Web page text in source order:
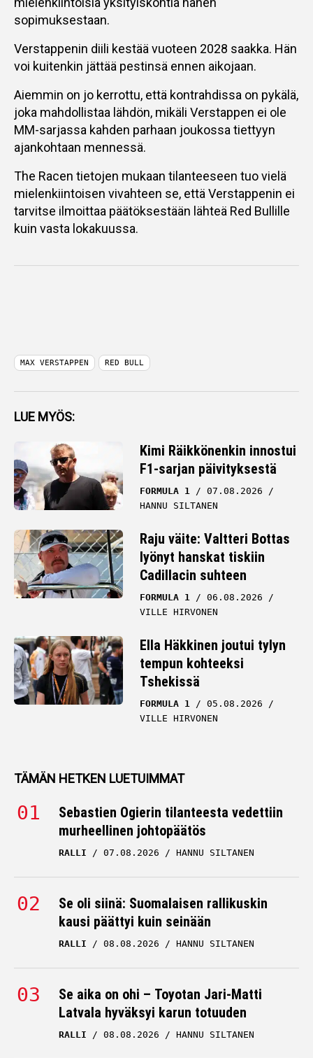
sopimuksestaan.
Verstappenin diili kestää vuoteen 2028 saakka. Hän
voi kuitenkin jättää pestinsä ennen aikojaan.
Aiemmin on jo kerrottu, että kontrahdissa on pykälä,
joka mahdollistaa lähdön, mikäli Verstappen ei ole
MM-sarjassa kahden parhaan joukossa tiettyyn
ajankohtaan mennessä.
The Racen tietojen mukaan tilanteeseen tuo vielä
mielenkiintoisen vivahteen se, että Verstappenin ei
tarvitse ilmoittaa päätöksestään lähteä Red Bullille
kuin vasta lokakuussa.
MAX VERSTAPPEN RED BULL
LUE MYÖS:
Kimi Räikkönenkin innostui
F1-sarjan päivityksestä
FORMULA 1
07.08.2026
HANNU SILTANEN
Raju väite: Valtteri Bottas
lyönyt hanskat tiskiin
Cadillacin suhteen
FORMULA 1
06.08.2026
VILLE HIRVONEN
Ella Häkkinen joutui tylyn
tempun kohteeksi
Tshekissä
FORMULA 1
05.08.2026
VILLE HIRVONEN
TÄMÄN HETKEN LUETUIMMAT
Sebastien Ogierin tilanteesta vedettiin
murheellinen johtopäätös
RALLI 07.08.2026 HANNU SILTANEN
Se oli siinä: Suomalaisen rallikuskin
kausi päättyi kuin seinään
RALLI 08.08.2026 HANNU SILTANEN
Se aika on ohi – Toyotan Jari-Matti
Latvala hyväksyi karun totuuden
RALLI 08.08.2026 HANNU SILTANEN